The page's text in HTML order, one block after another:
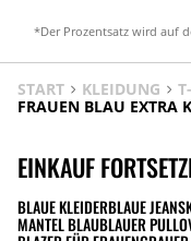
*Der Prozentsatz wird auf
START KLEIDUNG
FRAUEN BLAU EXTRA
EINKAUF
BLAUE KLEIDERBLAUE JEANS
MANTEL BLAUBLAUER